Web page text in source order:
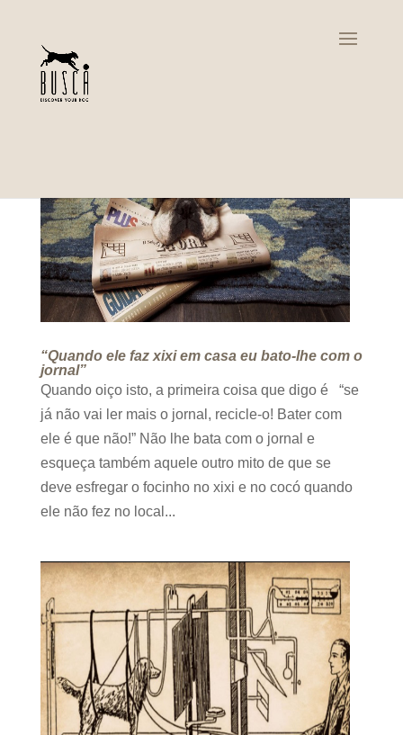
“Quando ele faz xixi em casa eu bato-lhe com o
jornal”
Quando oiço isto, a primeira coisa que digo é “se
já não vai ler mais o jornal, recicle-o! Bater com
ele é que não!” Não lhe bata com o jornal e
esqueça também aquele outro mito de que se
deve esfregar o focinho no xixi e no cocó quando
ele não fez no local...